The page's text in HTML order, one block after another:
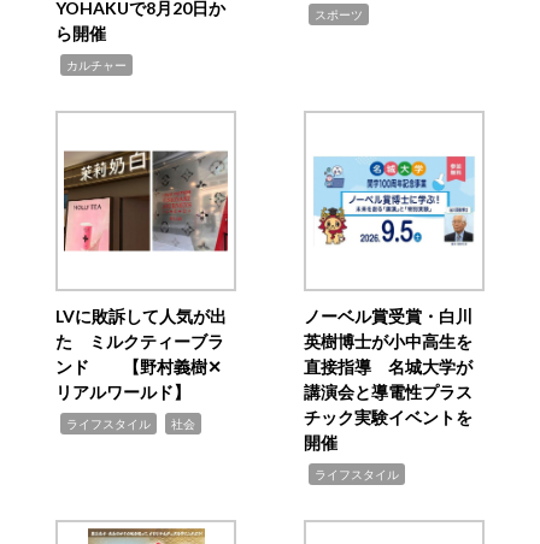
YOHAKUで8月20日か
ら開催
カルチャー
スポーツ
LVに敗訴して人気が出
た ミルクティーブラ
ンド 【野村義樹✕
リアルワールド】
ライフスタイル 社会
ノーベル賞受賞・白川
英樹博士が小中高生を
直接指導 名城大学が
講演会と導電性プラス
チック実験イベントを
開催
ライフスタイル